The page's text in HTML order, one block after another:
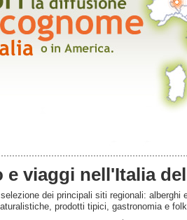
e viaggi nell'Italia
dei principali siti regionali: alberghi
prodotti tipici, gastronomia e